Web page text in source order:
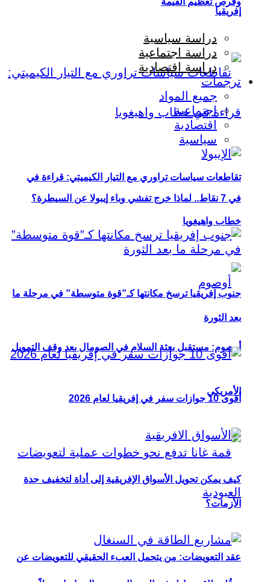
إفريقيا
تقاطعات سياسات تراوري مع التيار الكيميتي: قراءة في
خطاب واهيغويا
أوصوم: مستقبل بعثة السلام في الصومال بعد وقف التمويل
الأمريكي
عقد التعويضات: من يتحمل العبء الحقيقي للتعويضات عن
دراسة سياسية
دراسة اجتماعية
دراسة اقتصادية
ترجمات
جميع المواد
اجتماعية
اقتصادية
سياسية
في 7 نقاط.. لماذا خرج تفشي وباء إيبولا عن السيطرة؟
جنوب إفريقيا ترسخ مكانتها كـ”قوة متوسطة” في مرحلة ما
بعد الثورة
أقوى 10 جوازات سفر في إفريقيا لعام 2026
كيف يمكن تحويل الأسواق الإفريقية إلى أداة لتخفيف حدة
الأزمات؟